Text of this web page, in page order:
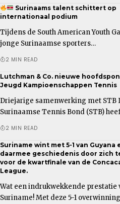
Surinaams talent schittert op
internationaal podium
Tijdens de South American Youth
jonge Surinaamse sporters…
2 MIN READ
Lutchman & Co. nieuwe
Jeugd Kampioenschappen Tennis
Driejarige samenwerking met STB
Surinaamse Tennis Bond (STB)
2 MIN READ
Suriname wint met 5-1 van
daarmee geschiedenis door zich
voor de kwartfinale van de
League.
Wat een indrukwekkende prestatie
Suriname! Met deze 5-1